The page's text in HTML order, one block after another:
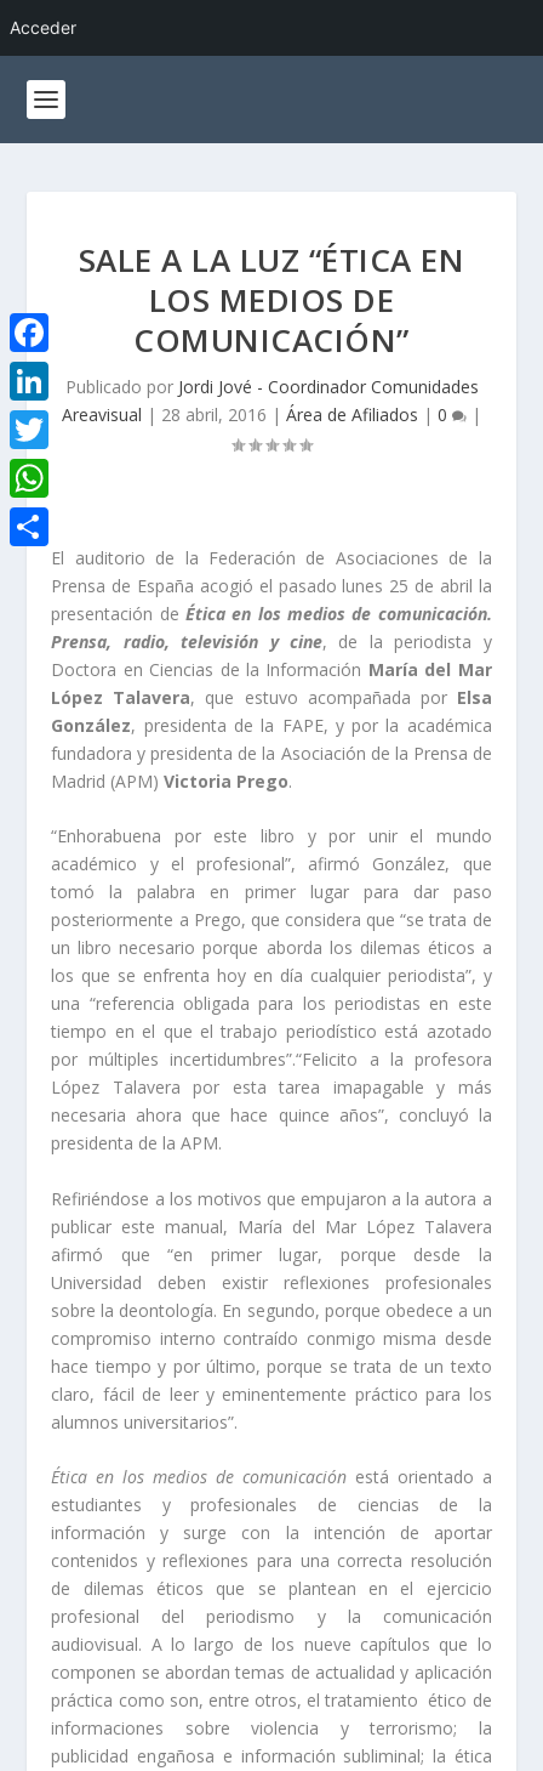
Acceder
SALE A LA LUZ “ÉTICA EN
LOS MEDIOS DE
COMUNICACIÓN”
Publicado por Jordi Jové - Coordinador Comunidades
Areavisual | 28 abril, 2016 | Área de Afiliados | 0 |
El auditorio de la Federación de Asociaciones de la
Prensa de España acogió el pasado lunes 25 de abril la
presentación deÉtica en los medios de comunicación.
Prensa, radio, televisión y cine, de la periodista y
Doctora en Ciencias de la Información María del Mar
López Talavera, que estuvo acompañada por Elsa
González, presidenta de la FAPE, y por la académica
fundadora y presidenta de la Asociación de la Prensa de
Madrid (APM)Victoria Prego.
“Enhorabuena por este libro y por unir el mundo
académico y el profesional”, afirmó González, que
tomó la palabra en primer lugar para dar paso
posteriormente a Prego, que considera que“se trata de
un libro necesario porque aborda los dilemas éticos a
los que se enfrenta hoy en día cualquier periodista”, y
una “referencia obligada para los periodistas en este
tiempo en el que el trabajo periodístico está azotado
por múltiples incertidumbres”.“Felicito a la profesora
López Talavera por esta tarea imapagable y más
necesaria ahora que hace quince años”, concluyó la
presidenta de la APM.
Refiriéndose a los motivos que empujaron a la autora a
publicar este manual, María del Mar López Talavera
afirmó que “en primer lugar, porque desde la
Universidad deben existir reflexiones profesionales
sobre la deontología. En segundo, porque obedece a un
compromiso interno contraído conmigo misma desde
hace tiempo y por último, porque se trata de un texto
claro, fácil de leer y eminentemente práctico para los
alumnos universitarios”.
Ética en los medios de comunicaciónestá orientado a
estudiantes y profesionales de ciencias de la
información y surge con la intención de aportar
contenidos y reflexiones para una correcta resolución
de dilemas éticos que se plantean en el ejercicio
profesional del periodismo y la comunicación
audiovisual. A lo largo de los nueve capítulos que lo
componen se abordan temas de actualidad y aplicación
práctica como son, entre otros, el tratamiento ético de
informaciones sobre violencia y terrorismo; la
publicidad engañosa e información subliminal; la ética
F
a
c
e
b
L
i
n
k
T
w
i
W